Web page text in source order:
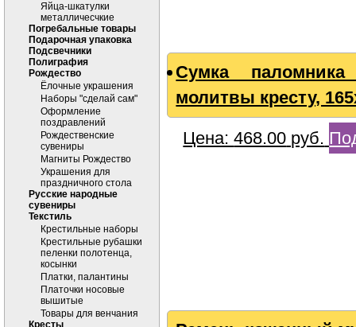
Яйца-шкатулки
металличесчкие
Погребальные товары
Подарочная упаковка
Подсвечники
Полиграфия
Рождество
Ёлочные украшения
Наборы "сделай сам"
Оформление
поздравлений
Рождественские
сувениры
Магниты Рождество
Украшения для
праздничного стола
Русские народные
сувениры
Текстиль
Крестильные наборы
Крестильные рубашки
пеленки полотенца,
косынки
Платки, палантины
Платочки носовые
вышитые
Товары для венчания
Кресты
Сумка паломника
молитвы кресту,
Цена:468.00 руб.